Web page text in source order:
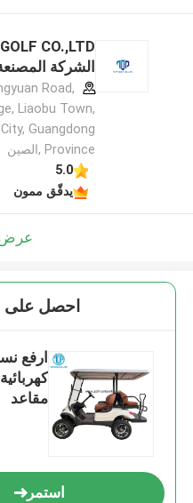
الشركة
Road,
Liaobu Town,
Guangdong
Province ,الصين
5.0
يدقّق ممون
عرض
احصل
ارفع
مقاعد
استمر